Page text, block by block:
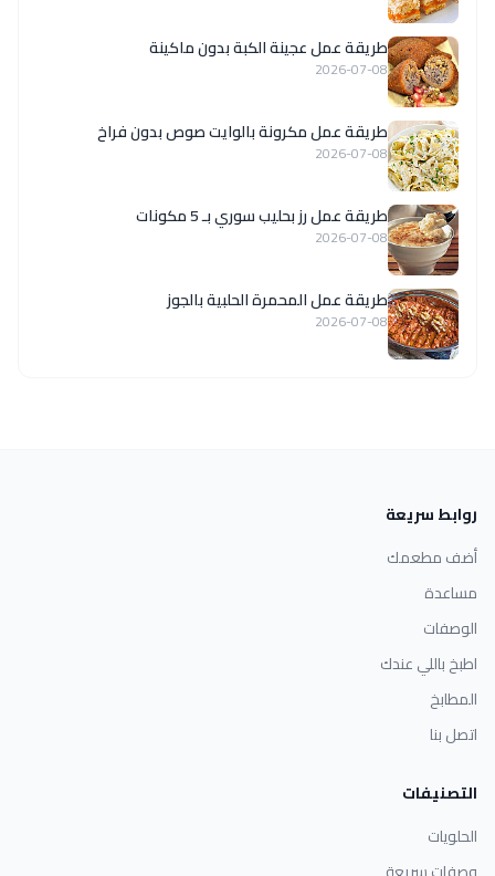
طريقة عمل عجينة الكبة بدون ماكينة
2026-07-08
طريقة عمل مكرونة بالوايت صوص بدون فراخ
2026-07-08
طريقة عمل رز بحليب سوري بـ 5 مكونات
2026-07-08
طريقة عمل المحمرة الحلبية بالجوز
2026-07-08
روابط سريعة
أضف مطعمك
مساعدة
الوصفات
اطبخ باللي عندك
المطابخ
اتصل بنا
التصنيفات
الحلويات